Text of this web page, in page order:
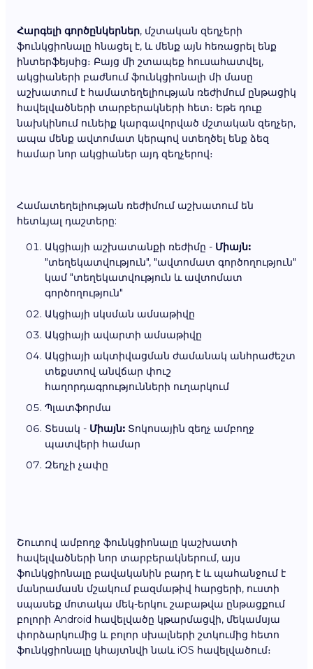
Հարգելի գործընկերներ, մշտական զեղչերի
ֆունկցիոնալը հնացել է, և մենք այն հեռացրել ենք
ինտերֆեյսից։ Բայց մի շտապեք հուսահատվել,
ակցիաների բաժնում ֆունկցիոնալի մի մասը
աշխատում է համատեղելիության ռեժիմում ընթացիկ
հավելվածների տարբերակների հետ։ Եթե դուք
նախկինում ունեիք կարգավորված մշտական զեղչեր,
ապա մենք ավտոմատ կերպով ստեղծել ենք ձեզ
համար նոր ակցիաներ այդ զեղչերով։
Համատեղելիության ռեժիմում աշխատում են
հետևյալ դաշտերը:
Ակցիայի աշխատանքի ռեժիմը - Միայն:
"տեղեկատվություն", "ավտոմատ գործողություն"
կամ "տեղեկատվություն և ավտոմատ
գործողություն"
Ակցիայի սկսման ամսաթիվը
Ակցիայի ավարտի ամսաթիվը
Ակցիայի ակտիվացման ժամանակ անհրաժեշտ
տեքստով անվճար փուշ
հաղորդագրությունների ուղարկում
Պլատֆորմա
Տեսակ - Միայն: Տոկոսային զեղչ ամբողջ
պատվերի համար
Զեղչի չափը
Շուտով ամբողջ ֆունկցիոնալը կաշխատի
հավելվածների նոր տարբերակներում, այս
ֆունկցիոնալը բավականին բարդ է և պահանջում է
մանրամասն մշակում բազմաթիվ հարցերի, ուստի
սպասեք մոտակա մեկ-երկու շաբաթվա ընթացքում
բոլորի Android հավելվածը կթարմացվի, մեկամսյա
փորձարկումից և բոլոր սխալների շտկումից հետո
ֆունկցիոնալը կհայտնվի նաև iOS հավելվածում։